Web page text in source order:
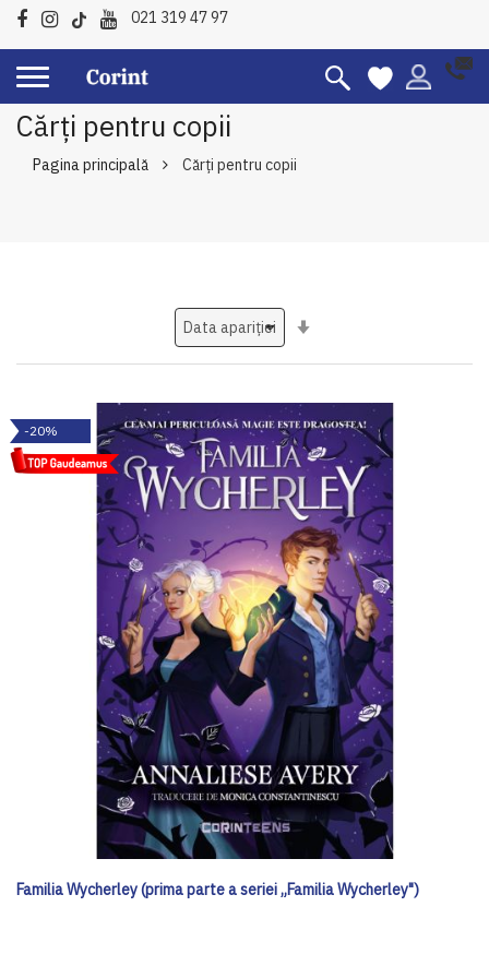
021 319 47 97
Cărți pentru copii
Pagina principală Cărți pentru copii
-20%
Familia Wycherley (prima parte a seriei „Familia Wycherley")